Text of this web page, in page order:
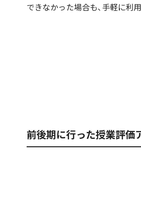
できなかった場合も、手軽に利
前後期に行った授業評価